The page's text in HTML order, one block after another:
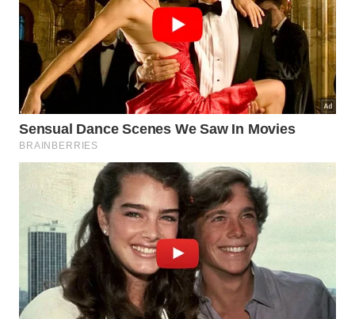
qualidade e a durabilidade das peças. -Imagem gerada
por IA
A adoção de uma rotina inteligente de lavagem
preserva a maciez natural do algodão por muito
mais tempo. Algumas regras simples garantem que
seu enxoval permaneça sempre cheiroso e
convidativo, conforme indicam as
fundamentais listadas abaixo emdetalhes.
Utilize vinagre branco para amaciar as fibras
naturalmente.
Evite o excesso de sabão para não enrijecer os
fios.
Seque as peças em local bem ventilado e com
sombra.